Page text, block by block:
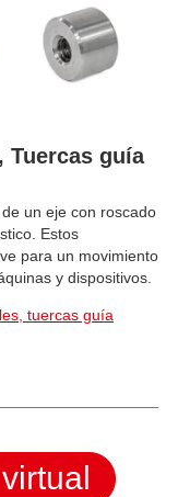
Tuercas guía
un eje con roscado
Estos
para un movimiento
y dispositivos.
tuercas guía